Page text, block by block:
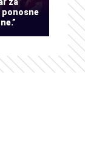
ponosne